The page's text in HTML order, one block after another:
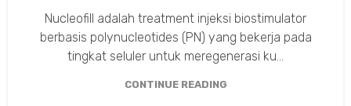
Nucleofill adalah treatment injeksi biostimulator
berbasis polynucleotides (PN) yang bekerja pada
tingkat seluler untuk meregenerasi ku...
CONTINUE READING